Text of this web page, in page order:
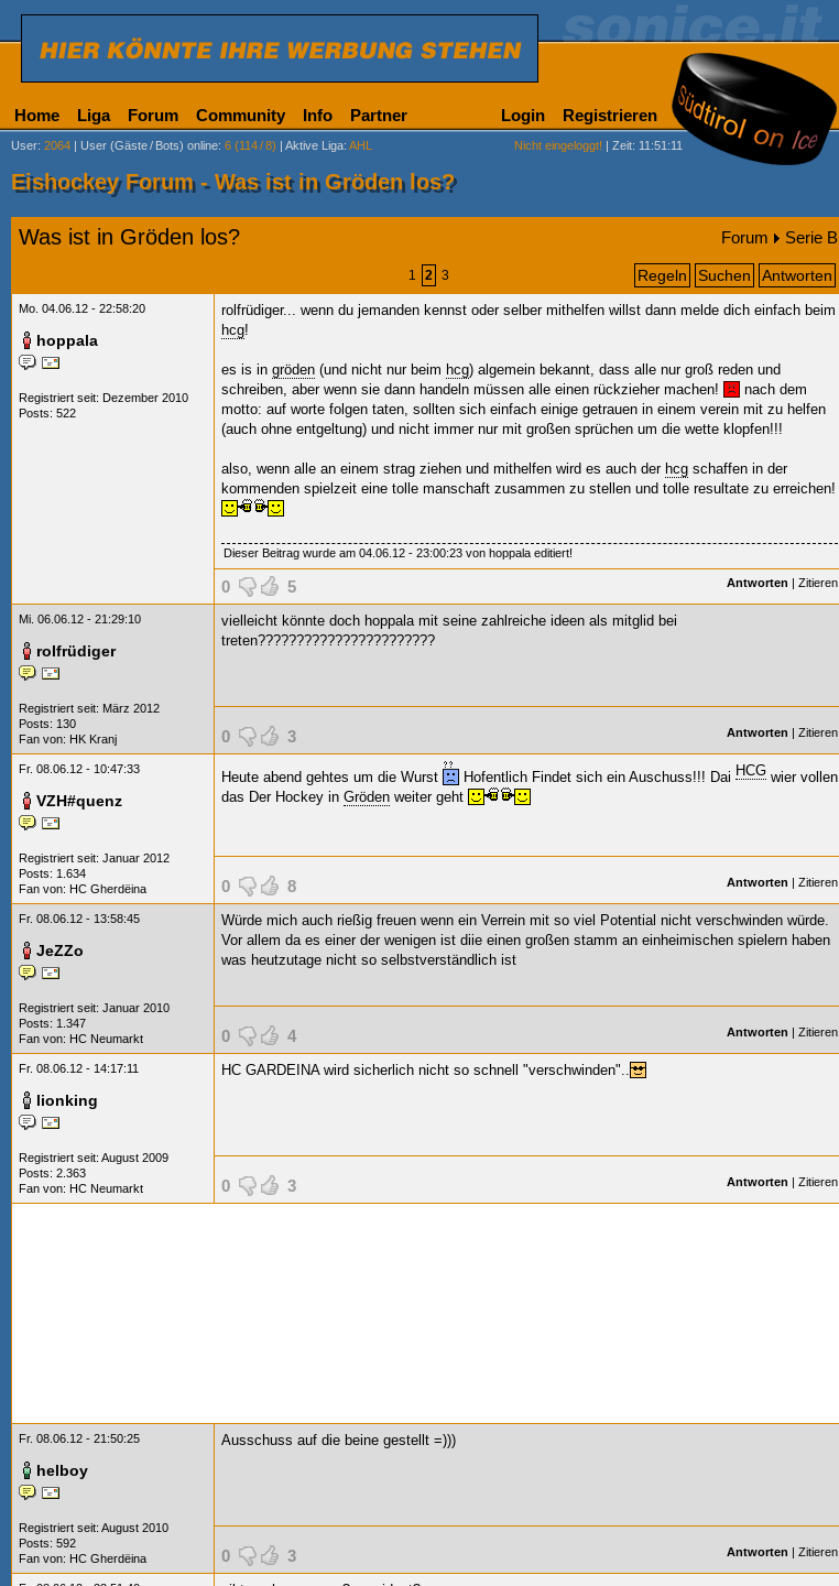
Home Liga Forum Community Info Partner Login Registrieren
User: 2064 | User (Gäste/ Bots) online: 6 (114/8) | Aktive Liga: AHL Nicht eingeloggt! | Zeit: 11:51:11
Eishockey Forum - Was ist in Gröden los?
Was ist in Gröden los? Forum Serie B
1 2 3 Regeln Suchen Antworten
Mo. 04.06.12 - 22:58:20
hoppala
Registriert seit: Dezember 2010
Posts: 522
rolfrüdiger... wenn du jemanden kennst oder selber mithelfen willst dann melde dich einfach beim
hcg!
es is in gröden (und nicht nur beim hcg) algemein bekannt, dass alle nur groß reden und
schreiben, aber wenn sie dann handeln müssen alle einen rückzieher machen!
nach dem
motto: auf worte folgen taten, sollten sich einfach einige getrauen in einem verein mit zu helfen
(auch ohne entgeltung) und nicht immer nur mit großen sprüchen um die wette klopfen!!!
also, wenn alle an einem strag ziehen und mithelfen wird es auch der hcg schaffen in der
kommenden spielzeit eine tolle manschaft zusammen zu stellen und tolle resultate zu erreichen!
Dieser Beitrag wurde am 04.06.12 - 23:00:23 von hoppala editiert!
0 5 Antworten | Zitieren
Mi. 06.06.12 - 21:29:10
rolfrüdiger
Registriert seit: März 2012
Posts: 130
Fan von: HK Kranj
vielleicht könnte doch hoppala mit seine zahlreiche ideen als mitglid bei
treten???????????????????????
0 3 Antworten | Zitieren
Fr. 08.06.12 - 10:47:33
VZH#quenz
Registriert seit: Januar 2012
Posts: 1.634
Fan von: HC Gherdëina
Heute abend gehtes um die Wurst Hofentlich Findet sich ein Auschuss!!! Dai HCG wier vollen
das Der Hockey in Gröden weiter geht
0 8 Antworten | Zitieren
Fr. 08.06.12 - 13:58:45
JeZZo
Registriert seit: Januar 2010
Posts: 1.347
Fan von: HC Neumarkt
Würde mich auch rießig freuen wenn ein Verrein mit so viel Potential nicht verschwinden würde.
Vor allem da es einer der wenigen ist diie einen großen stamm an einheimischen spielern haben
was heutzutage nicht so selbstverständlich ist
0 4 Antworten | Zitieren
Fr. 08.06.12 - 14:17:11
lionking
Registriert seit: August 2009
Posts: 2.363
Fan von: HC Neumarkt
HC GARDEINA wird sicherlich nicht so schnell "verschwinden"..
0 3 Antworten | Zitieren
Fr. 08.06.12 - 21:50:25
helboy
Registriert seit: August 2010
Posts: 592
Fan von: HC Gherdëina
Ausschuss auf die beine gestellt =)))
0 3 Antworten | Zitieren